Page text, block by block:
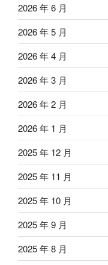
2026 年 6 月
2026 年 5 月
2026 年 4 月
2026 年 3 月
2026 年 2 月
2026 年 1 月
2025 年 12 月
2025 年 11 月
2025 年 10 月
2025 年 9 月
2025 年 8 月